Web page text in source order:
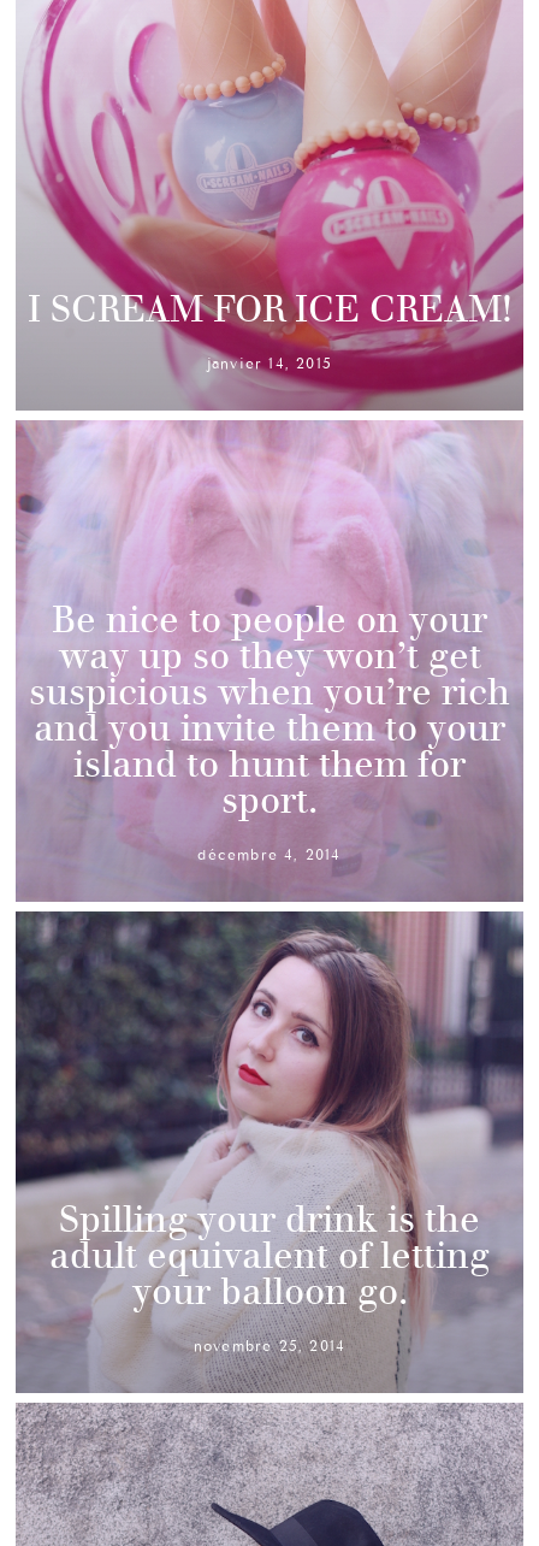
I SCREAM FOR ICE CREAM!
janvier 14, 2015
Be nice to people on your
way up so they won’t get
suspicious when you’re rich
and you invite them to your
island to hunt them for
sport.
décembre 4, 2014
Spilling your drink is the
adult equivalent of letting
your balloon go.
novembre 25, 2014